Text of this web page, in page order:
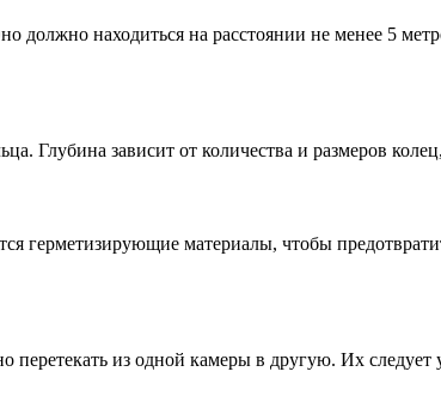
должно находиться на расстоянии не менее 5
Глубина зависит от количества и размеров
герметизирующие материалы, чтобы
из одной камеры в другую. Их следует